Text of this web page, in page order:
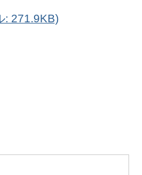
: 271.9KB)